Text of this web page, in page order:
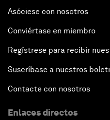
Asóciese con nosotros
Conviértase en miembro
Regístrese para recibir
Suscríbase a nuestros
Contacte con nosotros
Enlaces directos